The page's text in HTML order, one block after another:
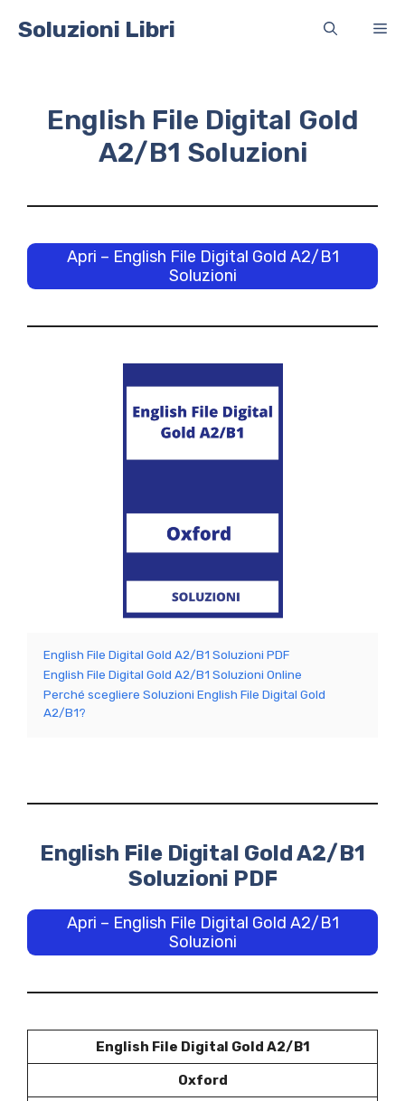
Soluzioni Libri
English File Digital Gold
A2/B1 Soluzioni
Apri – English File Digital Gold A2/B1
Soluzioni
English File Digital Gold A2/B1 Soluzioni PDF
English File Digital Gold A2/B1 Soluzioni Online
Perché scegliere Soluzioni English File Digital Gold
A2/B1?
English File Digital Gold A2/B1
Soluzioni PDF
Apri – English File Digital Gold A2/B1
Soluzioni
English File Digital Gold A2/B1
Oxford